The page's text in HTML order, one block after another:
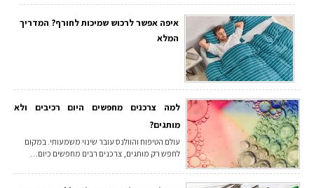
איפה אפשר לרכוש שמיכות לחורף? המדריך
המלא
למה צרכנים מחפשים היום רכיבים ולא
מותגים?
עולם הטיפוח והוולנס עובר שינוי משמעותי. במקום
לחפש רק מותגים, צרכנים רבים מחפשים כיום…